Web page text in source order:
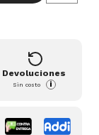
Devoluciones
Sin costo i